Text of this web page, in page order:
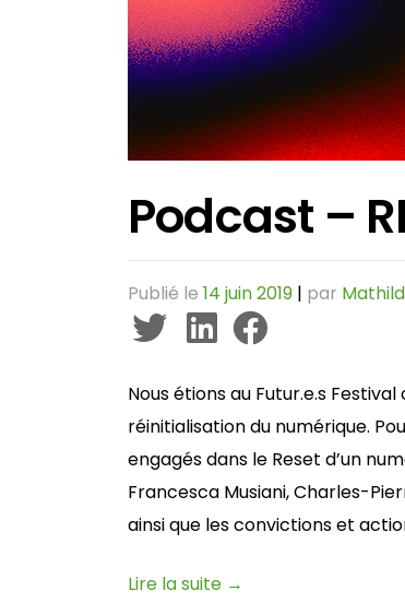
Podcast –
Publié le 14 juin 2019 | par
Nous étions au Futur.e.s
réinitialisation du numérique.
engagés dans le Reset d’un
Francesca Musiani, Charles-
ainsi que les convictions et
Lire la suite →